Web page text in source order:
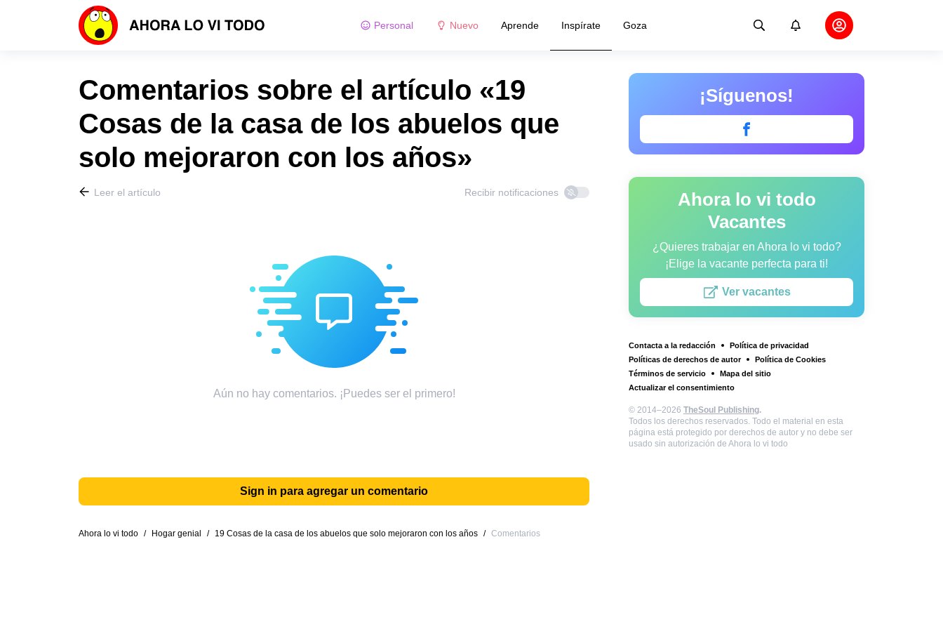
Personal Nuevo Aprende Inspírate Goza
¡Síguenos!
Ahora lo vi todo
Vacantes
¿Quieres trabajar en Ahora lo vi todo?
¡Elige la vacante perfecta para ti!
Ver vacantes
Contacta a la redacción
Política de privacidad
Políticas de derechos de autor
Política de Cookies
Términos de servicio
Mapa del sitio
Actualizar el consentimiento
© 2014–2026 TheSoul Publishing.
Todos los derechos reservados. Todo el material en esta
página está protegido por derechos de autor y no debe ser
usado sin autorización de Ahora lo vi todo
Comentarios sobre el artículo «19
Cosas de la casa de los abuelos que
solo mejoraron con los años»
Leer el artículo Recibir notificaciones
Aún no hay comentarios. ¡Puedes ser el primero!
Sign in para agregar un comentario
Ahora lo vi todo / Hogar genial / 19 Cosas de la casa de los abuelos que solo mejoraron con los años / Comentarios